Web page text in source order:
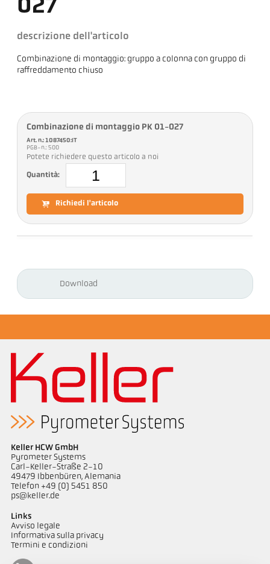
027
descrizione dell'articolo
Combinazione di montaggio: gruppo a colonna con gruppo di
raffreddamento chiuso
Combinazione di montaggio PK 01-027
Art. n.: 1087450:IT
PGB-n.: 500
Potete richiedere questo articolo a noi
Quantità:
Richiedi l'articolo
Download
Keller HCW GmbH
Pyrometer Systems
Carl-Keller-Straße 2-10
49479 Ibbenbüren, Alemania
Telefon +49 (0) 5451 850
ps@keller.de
Links
Avviso legale
Informativa sulla privacy
Termini e condizioni